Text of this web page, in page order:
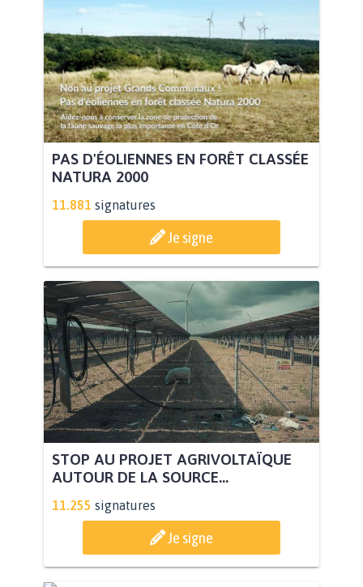
PAS D'ÉOLIENNES EN FORÊT CLASSÉE
NATURA 2000
11.881 signatures
Je signe
STOP AU PROJET AGRIVOLTAÏQUE
AUTOUR DE LA SOURCE...
11.255 signatures
Je signe